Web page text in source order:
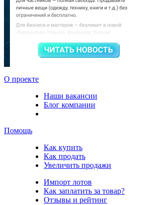
О проекте
Наши вакансии
Блог компании
Помощь
Как купить
Как продать
Увеличить продажи
Импорт лотов
Как заплатить за товар?
Отзывы и рейтинг